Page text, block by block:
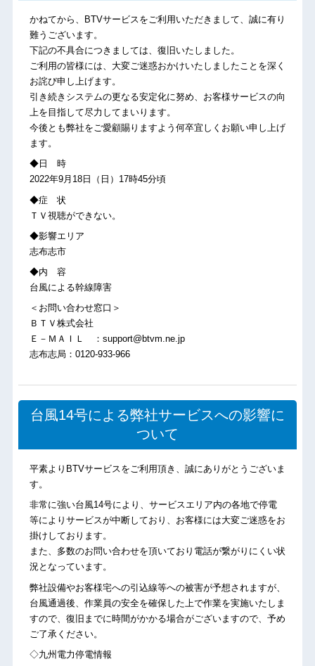
かねてから、BTVサービスをご利用いただきまして、誠に有り
難うございます。
下記の不具合につきましては、復旧いたしました。
ご利用の皆様には、大変ご迷惑おかけいたしましたことを深く
お詫び申し上げます。
引き続きシステムの更なる安定化に努め、お客様サービスの向
上を目指して尽力してまいります。
今後とも弊社をご愛顧賜りますよう何卒宜しくお願い申し上げ
ます。
◆日 時
2022年9月18日（日）17時45分頃
◆症 状
ＴＶ視聴ができない。
◆影響エリア
志布志市
◆内 容
台風による幹線障害
＜お問い合わせ窓口＞
ＢＴＶ株式会社
Ｅ－ＭＡＩＬ ：support@btvm.ne.jp
志布志局：0120-933-966
台風14号による弊社サービスへの影響に
ついて
平素よりBTVサービスをご利用頂き、誠にありがとうございま
す。
非常に強い台風14号により、サービスエリア内の各地で停電
等によりサービスが中断しており、お客様には大変ご迷惑をお
掛けしております。
また、多数のお問い合わせを頂いており電話が繋がりにくい状
況となっています。
弊社設備やお客様宅への引込線等への被害が予想されますが、
台風通過後、作業員の安全を確保した上で作業を実施いたしま
すので、復旧までに時間がかかる場合がございますので、予め
ご了承ください。
◇九州電力停電情報